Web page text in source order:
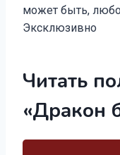
может быть,
Эксклюзивно
Читать
«Дракон